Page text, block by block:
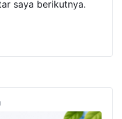
saya berikutnya.